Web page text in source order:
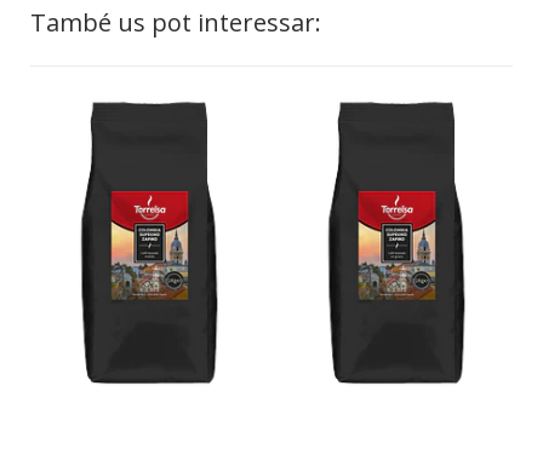
També us pot interessar: